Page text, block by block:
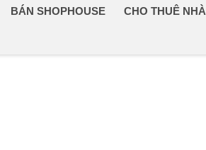
BÁN SHOPHOUSE CHO THUÊ NHÀ